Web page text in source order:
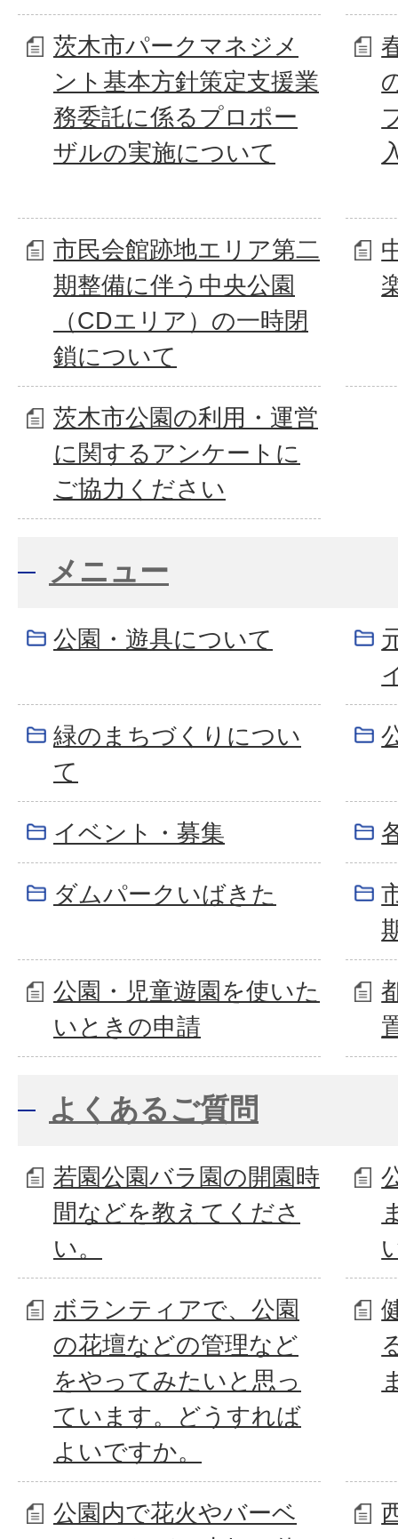
茨木市パークマネジメ
ント基本方針策定支援業
務委託に係るプロポー
ザルの実施について
市民会館跡地エリア第二
期整備に伴う中央公園
（CDエリア）の一時閉
鎖について
茨木市公園の利用・運営
に関するアンケートに
ご協力ください
メニュー
公園・遊具について
緑のまちづくりについ
て
イベント・募集
ダムパークいばきた
公園・児童遊園を使いた
いときの申請
よくあるご質問
若園公園バラ園の開園時
間などを教えてくださ
い。
ボランティアで、公園
の花壇などの管理など
をやってみたいと思っ
ています。どうすれば
よいですか。
公園内で花火やバーベ